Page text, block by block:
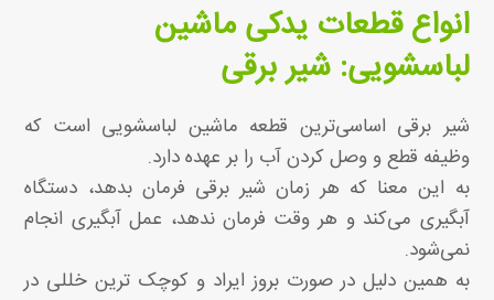
انواع قطعات یدکی ماشین
لباسشویی: شیر برقی
شیر برقی اساسی‌ترین قطعه ماشین لباسشویی است که
وظیفه قطع و وصل کردن آب را بر عهده دارد.
به این معنا که هر زمان شیر برقی فرمان بدهد، دستگاه
آبگیری می‌کند و هر وقت فرمان ندهد، عمل آبگیری انجام
نمی‌شود.
به همین دلیل در صورت بروز ایراد و کوچک‌ ترین خللی در